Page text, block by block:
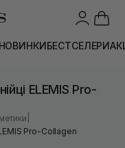
НОВИНКИБЕСТСЕЛЕРИ
ELEMIS Pro-
Pro-Collagen